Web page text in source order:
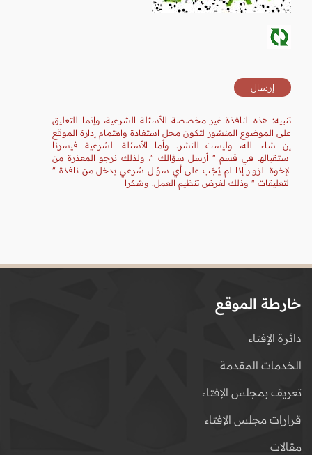
تنبيه: هذه النافذة غير مخصصة للأسئلة الشرعية، وإنما للتعليق
على الموضوع المنشور لتكون محل استفادة واهتمام إدارة الموقع
إن شاء الله، وليست للنشر. وأما الأسئلة الشرعية فيسرنا
استقبالها في قسم " أرسل سؤالك "، ولذلك نرجو المعذرة من
الإخوة الزوار إذا لم يُجَب على أي سؤال شرعي يدخل من نافذة "
التعليقات " وذلك لغرض تنظيم العمل. وشكرا
خارطة الموقع
دائرة الإفتاء
الخدمات المقدمة
تعريف بمجلس الإفتاء
قرارات مجلس الإفتاء
مقالات